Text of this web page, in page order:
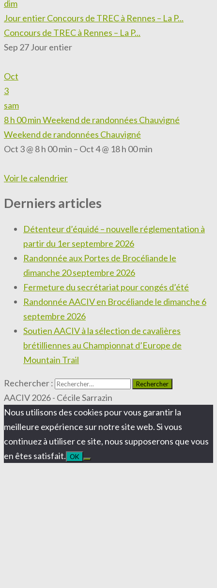
dim
Jour entierConcours de TREC à Rennes – La P...
Concours de TREC à Rennes – La P...
Sep 27Jour entier
Oct
3
sam
8 h 00 minWeekend de randonnées Chauvigné
Weekend de randonnées Chauvigné
Oct 3 @ 8 h 00 min – Oct 4 @ 18 h 00 min
Voir le calendrier
Derniers articles
Détenteur d’équidé – nouvelle réglementation à
partir du 1er septembre 2026
Randonnée aux Portes de Brocéliande le
dimanche 20 septembre 2026
Fermeture du secrétariat pour congés d’été
Randonnée AACIV en Brocéliande le dimanche 6
septembre 2026
Soutien AACIV à la sélection de cavalières
brétilliennes au Championnat d’Europe de
Mountain Trail
Rechercher :
AACIV 2026 - Cécile Sarrazin
Nous utilisons des cookies pour vous garantir la
meilleure expérience sur notre site web. Si vous
continuez à utiliser ce site, nous supposerons que vous
en êtes satisfait. OK